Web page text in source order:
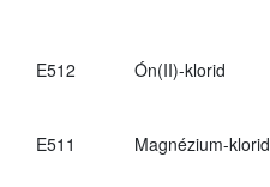
E512 Ón(II)-klorid
E511
Magnézium-klorid